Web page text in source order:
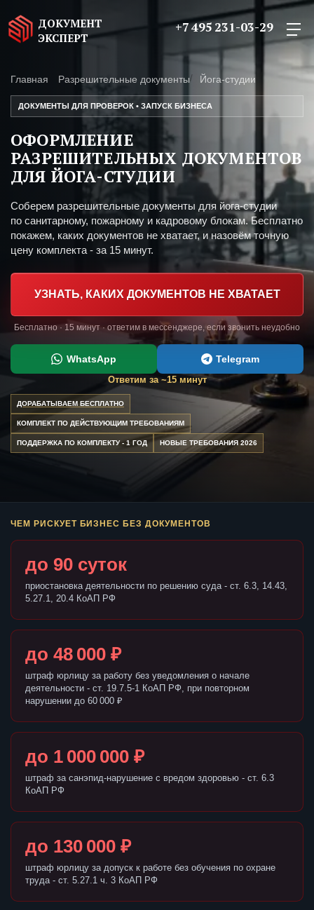
ДОКУМЕНТ
ЭКСПЕРТ
+7 495 231-03-29
Главная Разрешительные документы Йога-студии
ДОКУМЕНТЫ ДЛЯ ПРОВЕРОК • ЗАПУСК БИЗНЕСА
ОФОРМЛЕНИЕ
РАЗРЕШИТЕЛЬНЫХ ДОКУМЕНТОВ
ДЛЯ ЙОГА-СТУДИИ
Соберем разрешительные документы для йога-студии
по санитарному, пожарному и кадровому блокам. Бесплатно
покажем, каких документов не хватает, и назовём точную
цену комплекта - за 15 минут.
УЗНАТЬ, КАКИХ ДОКУМЕНТОВ НЕ ХВАТАЕТ
Бесплатно · 15 минут · ответим в мессенджере, если звонить неудобно
WhatsApp Telegram
Ответим за ~15 минут
ДОРАБАТЫВАЕМ БЕСПЛАТНО
КОМПЛЕКТ ПО ДЕЙСТВУЮЩИМ ТРЕБОВАНИЯМ
ПОДДЕРЖКА ПО КОМПЛЕКТУ - 1 ГОД НОВЫЕ ТРЕБОВАНИЯ 2026
ЧЕМ РИСКУЕТ БИЗНЕС БЕЗ ДОКУМЕНТОВ
до 90 суток
приостановка деятельности по решению суда - ст. 6.3, 14.43,
5.27.1, 20.4 КоАП РФ
до 48 000 ₽
штраф юрлицу за работу без уведомления о начале
деятельности - ст. 19.7.5-1 КоАП РФ, при повторном
нарушении до 60 000 ₽
до 1 000 000 ₽
штраф за санэпид-нарушение с вредом здоровью - ст. 6.3
КоАП РФ
до 130 000 ₽
штраф юрлицу за допуск к работе без обучения по охране
труда - ст. 5.27.1 ч. 3 КоАП РФ